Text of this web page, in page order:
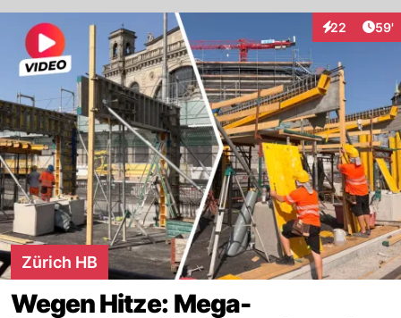
22
Interaktionen
59'
Zürich HB
Wegen Hitze: Mega-